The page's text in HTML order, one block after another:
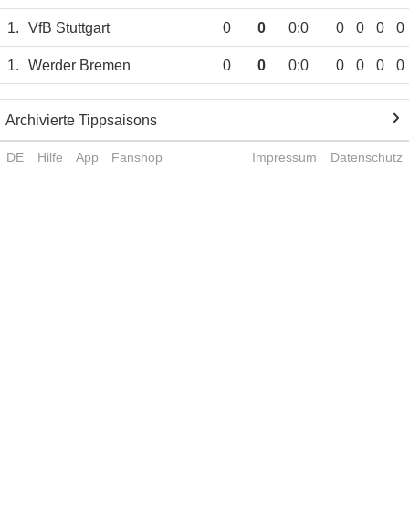
1. VfB Stuttgart 0 0 0:0 0 0 0 0
1. Werder Bremen 0 0 0:0 0 0 0 0
Archivierte Tippsaisons
DE Hilfe App Fanshop Impressum Datenschutz